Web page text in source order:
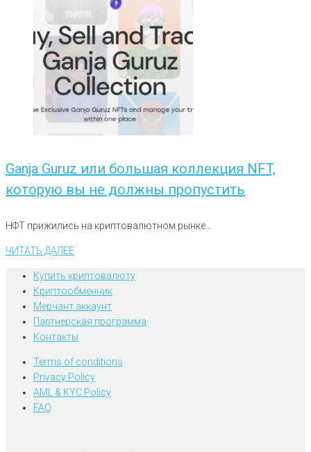
Ganja Guruz или большая коллекция NFT,
которую вы не должны пропустить
НФТ прижились на криптовалютном рынке...
ЧИТАТЬ ДАЛЕЕ
Купить криптовалюту
Криптообменник
Мерчант аккаунт
Партнерская программа
Контакты
Terms of conditions
Privacy Policy
AML & KYC Policy
FAQ